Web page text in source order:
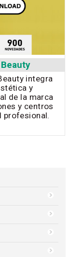
integra
y
de la marca
y centros
profesional.